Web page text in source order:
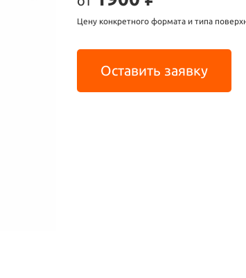
Цену конкретного формата и типа
Оставить заявку